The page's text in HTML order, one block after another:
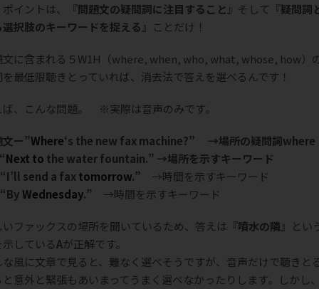
イントは、
『問題文の疑問詞に注目すること』 そして 『疑問詞
択肢のキーワードを捉える』 ことだけ！
文に含まれる５W1H（where, when, who, what, whose, how）
最低限聴きとっていれば、消去法で答えを選べるんです！
ば、こんな問題。 ※実際は音声のみです。
ー”Where‘s the new fax machine?” →場所の疑問詞where
Next to the water fountain.” →場所を示すキーワード
send a faxtomorrow.” →時間を示すキーワード
Wednesday.” →時間を示すキーワード
ファックスの場所を聞いているため、答えは 『噴水の隣』 とい
しているAが正解です。
風に文章で見ると、難なく選べそうですが、音声だけで聴きと
意外と緊張もあいまってうまく選べなかったりします。しかし